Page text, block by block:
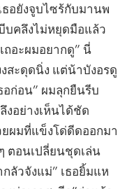
ธอยังจูบไซร้กับมานพ
บคลึงไม่หยุดมือแล้ว
ถอะผมอยากดู” นี่
สะดุดนิ่ง แต่น้าบังอรดู
ก่อน” ผมลุกยืนรีบ
งอย่างเห็นได้ชัด
ยผมที่แข็งโด่ดีดออกมา
ตอนเปลี่ยนชุดเล่น
ลัวจังแม่” เธอยิ้มแห